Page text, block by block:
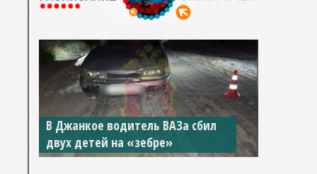
В Джанкое водитель ВАЗа сбил
двух детей на «зебре»